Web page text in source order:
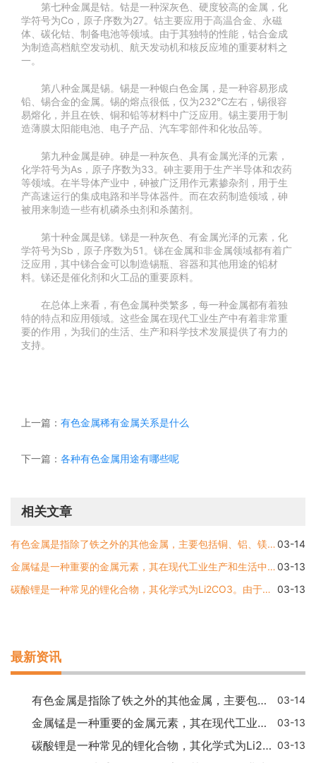
第七种金属是钴。钴是一种深灰色、硬度较高的金属，化
学符号为Co，原子序数为27。钴主要应用于高温合金、永磁
体、碳化钴、制备电池等领域。由于其独特的性能，钴合金成
为制造高档航空发动机、航天发动机和核反应堆的重要材料之
一。
第八种金属是锡。锡是一种银白色金属，是一种容易形成
铅、锡合金的金属。锡的熔点很低，仅为232℃左右，锡很容
易熔化，并且在铁、铜和铅等材料中广泛应用。锡主要用于制
造薄膜太阳能电池、电子产品、汽车零部件和化妆品等。
第九种金属是砷。砷是一种灰色、具有金属光泽的元素，
化学符号为As，原子序数为33。砷主要用于生产半导体和农药
等领域。在半导体产业中，砷被广泛用作元素掺杂剂，用于生
产高速运行的集成电路和半导体器件。而在农药制造领域，砷
被用来制造一些有机磷杀虫剂和杀菌剂。
第十种金属是锑。锑是一种灰色、有金属光泽的元素，化
学符号为Sb，原子序数为51。锑在金属和非金属领域都有着广
泛应用，其中锑合金可以制造锡瓶、容器和其他用途的铅材
料。锑还是催化剂和火工品的重要原料。
在总体上来看，有色金属种类繁多，每一种金属都有着独
特的特点和应用领域。这些金属在现代工业生产中有着非常重
要的作用，为我们的生活、生产和科学技术发展提供了有力的
支持。
上一篇： 有色金属稀有金属关系是什么
下一篇： 各种有色金属用途有哪些呢
相关文章
有色金属是指除了铁之外的其他金属，主要包括铜、铝、镁、铸铜合金、铅、锌、钴、镍、钨、钛、锆等。下面将分别介绍这些有色金属的特性和应用领域。铜铜是一种重要的有色金属03-14
金属锰是一种重要的金属元素，其在现代工业生产和生活中有着广泛的应用。金属锰属于有色金属吗？这是一个值得探究的问题。本文将详细介绍金属锰的特点和分类，以及解答它是否03-13
碳酸锂是一种常见的锂化合物，其化学式为Li2CO3。由于锂在周期表上属于第一族元素，与钠、钾等金属元素的性质类似，因此很多人可能会误认为碳酸锂是一种有色金属。实际上，碳酸 03-13
最新资讯
有色金属是指除了铁之外的其他金属，主要包括铜、铝、镁、铸铜合金、铅、锌、钴、镍、钨、钛、锆等。下面将分别介绍这些有色金属的特性和应用领域。铜铜是一种重要的有色金属 03-14
金属锰是一种重要的金属元素，其在现代工业生产和生活中有着广泛的应用。金属锰属于有色金属吗？这是一个值得探究的问题。本文将详细介绍金属锰的特点和分类，以及解答它是否 03-13
碳酸锂是一种常见的锂化合物，其化学式为Li2CO3。由于锂在周期表上属于第一族元素，与钠、钾等金属元素的性质类似，因此很多人可能会误认为碳酸锂是一种有色金属。实际上，碳酸 03-13